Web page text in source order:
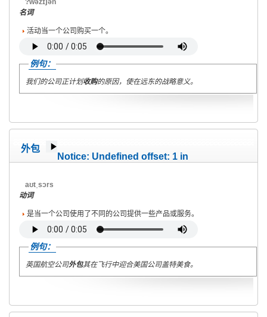
?wəzɪʃən
名词
活动当一个公司购买一个。
例句：
我们的公司正计划收购的原因，使在远东的战略意义。
外包
Notice: Undefined offset: 1 in
aʊtˌsɔrs
动词
是当一个公司使用了不同的公司提供一些产品或服务。
例句：
英国航空公司外包其在飞行中迎合美国公司盖特美食。